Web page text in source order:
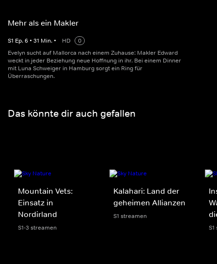
Mehr als ein Makler
S1 Ep.6 • 31 Min. • HD
0
Evelyn sucht auf Mallorca nach einem Zuhause: Makler Edward
weckt in jeder Beziehung neue Hoffnung in ihr. Bei einem Dinner
mit Luna Schweiger in Hamburg sorgt ein Ring für
Überraschungen.
Das könnte dir auch gefallen
Mountain Vets:
Einsatz in
Nordirland
S1-3 streamen
Kalahari: Land der
geheimen Allianzen
S1 streamen